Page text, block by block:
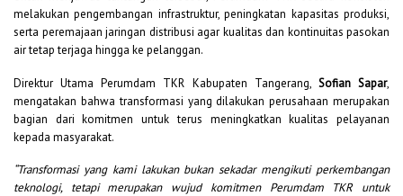
melakukan pengembangan infrastruktur, peningkatan kapasitas produksi,
serta peremajaan jaringan distribusi agar kualitas dan kontinuitas pasokan
air tetap terjaga hingga ke pelanggan.
Direktur Utama Perumdam TKR Kabupaten Tangerang, Sofian Sapar,
mengatakan bahwa transformasi yang dilakukan perusahaan merupakan
bagian dari komitmen untuk terus meningkatkan kualitas pelayanan
kepada masyarakat.
“Transformasi yang kami lakukan bukan sekadar mengikuti perkembangan
teknologi, tetapi merupakan wujud komitmen Perumdam TKR untuk